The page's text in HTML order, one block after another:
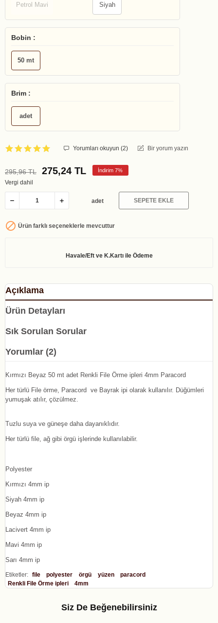
Petrol Mavi Siyah
Bobin :
50 mt
Brim :
adet
Yorumları okuyun (2) Bir yorum yazın
295,96 TL 275,24 TL İndirim 7%
Vergi dahil
adet SEPETE EKLE
 Ürün farklı seçeneklerle mevcuttur
Açıklama
Ürün Detayları
Sık Sorulan Sorular
Yorumlar (2)
Kırmızı Beyaz 50 mt adet Renkli File Örme ipleri 4mm Paracord
Her türlü File örme, Paracord ve Bayrak ipi olarak kullanılır. Düğümleri
yumuşak atılır, çözülmez.
Tuzlu suya ve güneşe daha dayanıklıdır.
Her türlü file, ağ gibi örgü işlerinde kullanılabilir.
Polyester
Kırmızı 4mm ip
Siyah 4mm ip
Beyaz 4mm ip
Lacivert 4mm ip
Mavi 4mm ip
Sarı 4mm ip
Etiketler: file polyester örgü yüzen
paracord
Renkli File Örme ipleri
4mm
Siz De Beğenebilirsiniz